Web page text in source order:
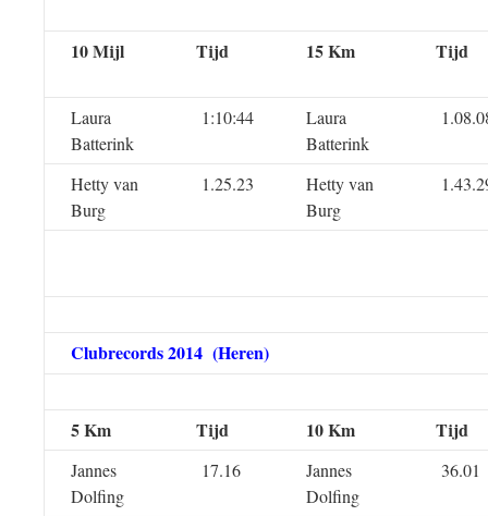
10 Mijl Tijd 15 Km Tijd
Laura
Batterink
1:10:44
Laura
Batterink
Hetty van
Burg
1.25.23
Hetty van
Burg
Clubrecords 2014 (Heren)
5 Km Tijd 10 Km Tijd
Jannes
Dolfing
17.16
Jannes
Dolfing
36.01